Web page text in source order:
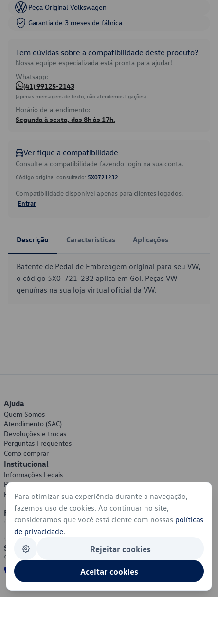
Peça Original Volkswagen
Garantia de 3 meses de fábrica
Tem dúvidas sobre a compatibilidade deste produto?
Nossa equipe especializada está pronta para ajudar!
Whatsapp:
(41) 99125-2143
(apenas mensagens de texto, não atendemos ligações)
Horário de atendimento:
Segunda à sexta, das 8h às 17h.
Verifique a compatibilidade
Consulte a compatibilidade fazendo login na sua conta.
Código original consultado: 5X0721232
Compatibilidade disponível apenas para clientes logados.
Entrar
Descrição Características Aplicações
Batente de Pedal de Embreagem original para seu VW,
o código 5X0-721-232 aplica em Gol. Peças VW
genuínas na sua loja virtual oficial da VW.
Ajuda
Quem Somos
Atendimento (SAC)
Devoluções e trocas
Perguntas Frequentes
Como comprar
Institucional
Informações Legais
Política de Privacidade
Política de Cookies
Formas de Pagamento
Segurança
Para otimizar sua experiência durante a navegação,
fazemos uso de cookies. Ao continuar no site,
consideramos que você está ciente com nossas políticas
de privacidade.
Rejeitar cookies
Aceitar cookies